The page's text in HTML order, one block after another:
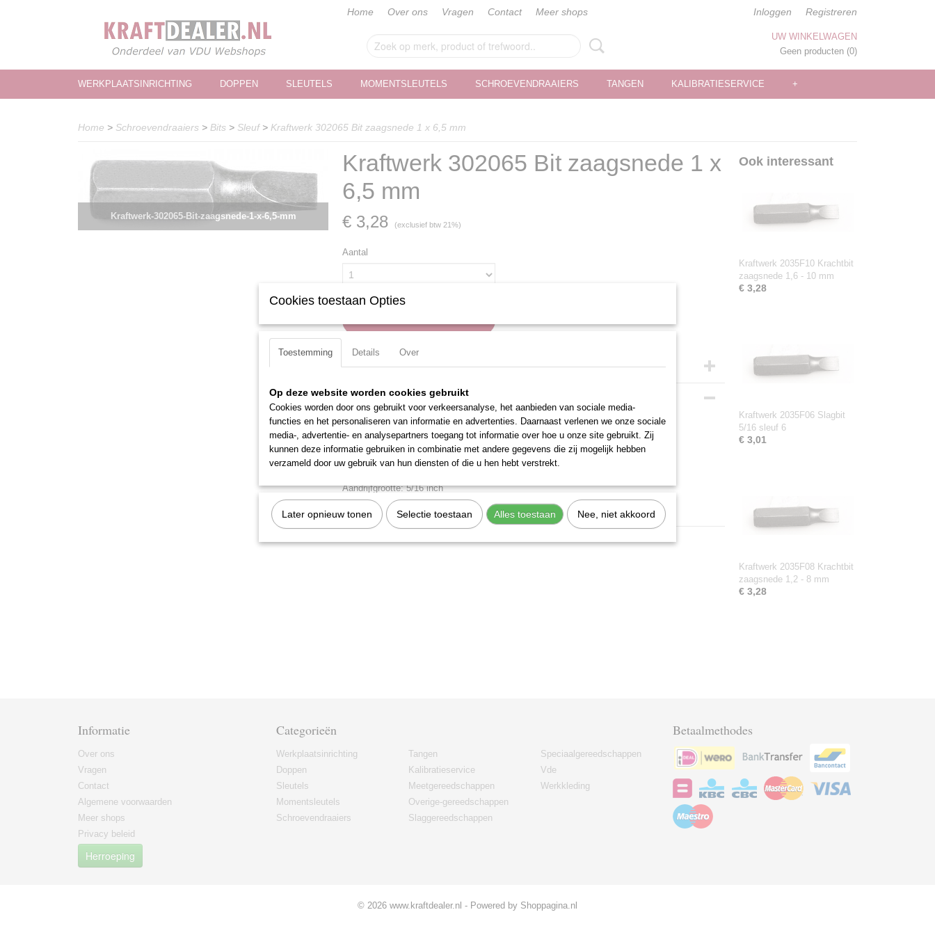
Home Over ons Vragen Contact Meer shops Inloggen Registreren
UW WINKELWAGEN
Geen producten (0)
WERKPLAATSINRICHTING DOPPEN SLEUTELS MOMENTSLEUTELS SCHROEVENDRAAIERS TANGEN KALIBRATIESERVICE +
Home > Schroevendraaiers > Bits > Sleuf> Kraftwerk 302065 Bit zaagsnede 1 x 6,5 mm
Kraftwerk-302065-Bit-zaagsnede-1-x-6,5-mm
Kraftwerk 302065 Bit zaagsnede 1 x
6,5 mm
€ 3,28 (exclusief btw 21%)
Aantal
Specificaties
Productcode
EAN code
7612206004299
Productcode leverancier
302065
Omschrijving
Materiaal: S2 gereedschapsstaal
Totale lengte: 30 mm
Grootte: 1 x 6,5 mm
Aandrijfgrootte: 5/16 inch
DIN ISO: DIN 3127, ISO 2351
Ook interessant
Kraftwerk 2035F10 Krachtbit
zaagsnede 1,6 - 10 mm
€ 3,28
Kraftwerk 2035F06 Slagbit
5/16 sleuf 6
€ 3,01
Kraftwerk 2035F08 Krachtbit
zaagsnede 1,2 - 8 mm
€ 3,28
Informatie
Over ons
Vragen
Contact
Algemene voorwaarden
Meer shops
Privacy beleid
Herroeping
Categorieën
Werkplaatsinrichting
Doppen
Sleutels
Momentsleutels
Schroevendraaiers
Tangen
Kalibratieservice
Meetgereedschappen
Overige-gereedschappen
Slaggereedschappen
Speciaalgereedschappen
Vde
Werkkleding
Betaalmethodes
© 2026 www.kraftdealer.nl - Powered by Shoppagina.nl
Cookies toestaan Opties
Toestemming Details Over
Op deze website worden cookies gebruikt
Cookies worden door ons gebruikt voor verkeersanalyse, het aanbieden van sociale media-
functies en het personaliseren van informatie en advertenties. Daarnaast verlenen we onze sociale
media-, advertentie- en analysepartners toegang tot informatie over hoe u onze site gebruikt. Zij
kunnen deze informatie gebruiken in combinatie met andere gegevens die zij mogelijk hebben
verzameld door uw gebruik van hun diensten of die u hen hebt verstrekt.
Later opnieuw tonen Selectie toestaan Alles toestaan Nee, niet akkoord